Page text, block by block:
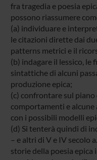
fra tragedia e poesia
possono riassumere
(a) individuare e
le citazioni dirette dai
patterns metrici e il
(b) indagare il lessico,
sintattiche di alcuni
produzione epica;
(c) confrontare sul
comportamenti e
con i possibili modelli
(d) Si tenterà quindi di
– e altri di V e IV secolo
storie della poesia